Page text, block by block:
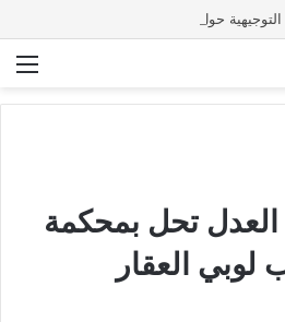
تحل بمحكمة
لوبي العقار